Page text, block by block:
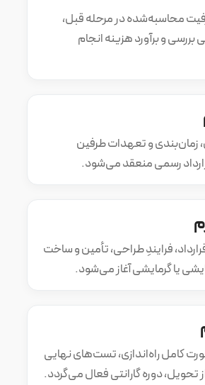
محاسبه‌شده در مرحله قبل،
بررسی و برآورد هزینه انجام
زمان‌بندی و تعهدات طرفین
رسمی منعقد می‌شود.
فرایندِ طراحی، تأمین و ساخت
یا گرمایشی آغاز می‌شود.
کامل راه‌اندازی، تست‌های نهایی
تحویل، دوره گارانتی فعال می‌گردد.